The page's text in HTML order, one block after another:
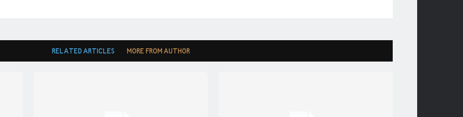
RELATED ARTICLES MORE FROM AUTHOR